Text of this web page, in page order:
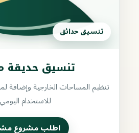
تنسيق حدائق
تنسيق حديقة
تنظيم المساحات الخارجية وإضافة
للاستخدام
اطلب مشروع